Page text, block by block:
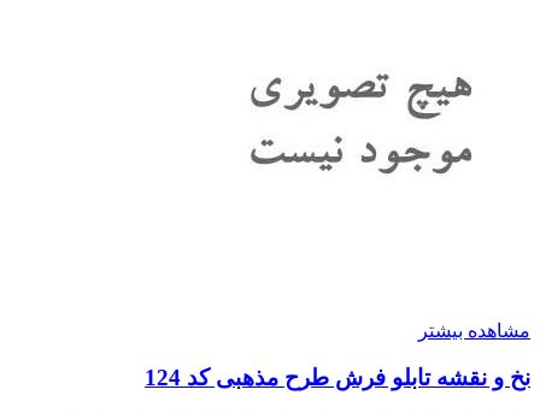
مشاهده بیشتر
نخ و نقشه تابلو فرش طرح مذهبی کد 124